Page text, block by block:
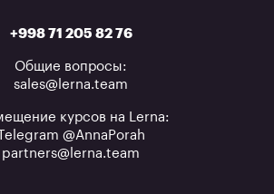
+998 71 205 82 76
Общие вопросы:
sales@lerna.team
курсов на Lerna:
Telegram @AnnaPorah
partners@lerna.team